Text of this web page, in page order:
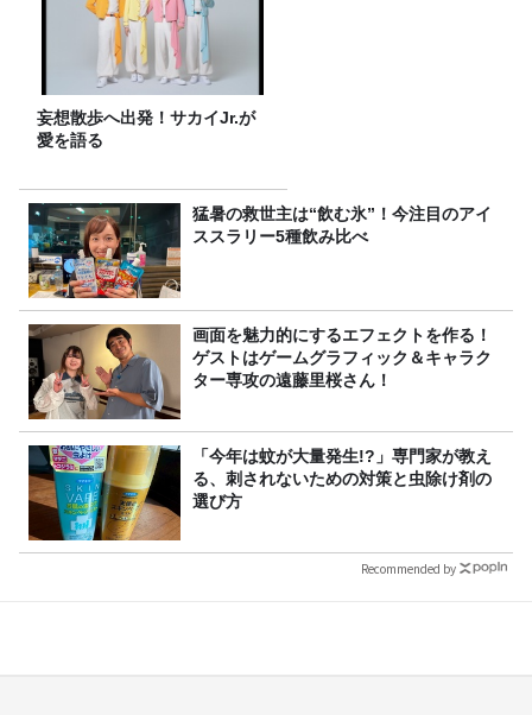
妄想散歩へ出発！サカイJr.が
愛を語る
猛暑の救世主は“飲む氷”！今注目のアイ
ススラリー5種飲み比べ
画面を魅力的にするエフェクトを作る！
ゲストはゲームグラフィック＆キャラク
ター専攻の遠藤里桜さん！
「今年は蚊が大量発生!?」専門家が教え
る、刺されないための対策と虫除け剤の
選び方
Recommended by